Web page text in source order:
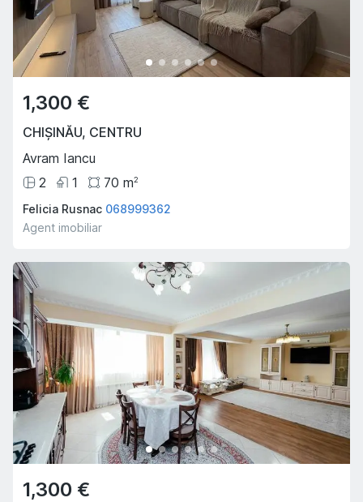
1,300 €
CHIȘINĂU, CENTRU
Avram Iancu
2
1 70 m2
Felicia Rusnac 068999362
Agent imobiliar
1,300 €